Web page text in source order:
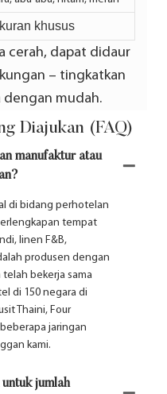
khusus
cerah, dapat didaur
– tingkatkan
mudah.
Diajukan (FAQ)
manufaktur atau
di bidang perhotelan
tempat
linen F&B,
produsen dengan
bekerja sama
di 150 negara di
Thaini, Four
jaringan
kami.
jumlah